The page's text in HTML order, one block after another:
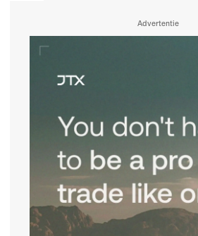
Advertentie